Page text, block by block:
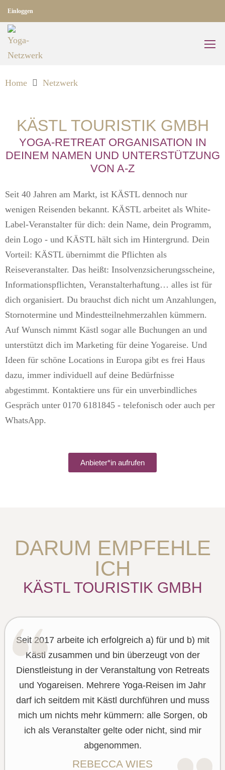
Einloggen
Home Netzwerk
KÄSTL TOURISTIK GMBH
YOGA-RETREAT ORGANISATION IN
DEINEM NAMEN UND UNTERSTÜTZUNG
VON A-Z
Seit 40 Jahren am Markt, ist KÄSTL dennoch nur
wenigen Reisenden bekannt. KÄSTL arbeitet als White-
Label-Veranstalter für dich: dein Name, dein Programm,
dein Logo - und KÄSTL hält sich im Hintergrund. Dein
Vorteil: KÄSTL übernimmt die Pflichten als
Reiseveranstalter. Das heißt: Insolvenzsicherungsscheine,
Informationspflichten, Veranstalterhaftung… alles ist für
dich organisiert. Du brauchst dich nicht um Anzahlungen,
Stornotermine und Mindestteilnehmerzahlen kümmern.
Auf Wunsch nimmt Kästl sogar alle Buchungen an und
unterstützt dich im Marketing für deine Yogareise. Und
Ideen für schöne Locations in Europa gibt es frei Haus
dazu, immer individuell auf deine Bedürfnisse
abgestimmt. Kontaktiere uns für ein unverbindliches
Gespräch unter 0170 6181845 - telefonisch oder auch per
WhatsApp.
Anbieter*in aufrufen
DARUM EMPFEHLE
ICH
KÄSTL TOURISTIK GMBH
Seit 2017 arbeite ich erfolgreich a) für und b) mit
Kästl zusammen und bin überzeugt von der
Dienstleistung in der Veranstaltung von Retreats
und Yogareisen. Mehrere Yoga-Reisen im Jahr
darf ich seitdem mit Kästl durchführen und muss
mich um nichts mehr kümmern: alle Sorgen, ob
ich als Veranstalter gelte oder nicht, sind mir
abgenommen.
REBECCA WIES